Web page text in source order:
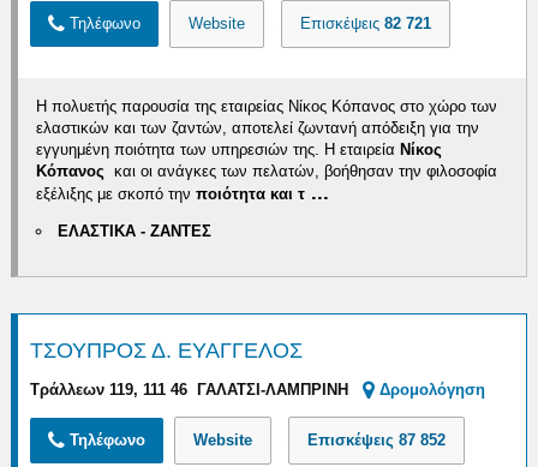
Τηλέφωνο Website Επισκέψεις82 721
Η πολυετής παρουσία της εταιρείας Νίκος Κόπανος στο χώρο των
ελαστικών και των ζαντών, αποτελεί ζωντανή απόδειξη για την
εγγυημένη ποιότητα των υπηρεσιών της. Η εταιρεία Νίκος
Κόπανος και οι ανάγκες των πελατών, βοήθησαν την φιλοσοφία
εξέλιξης με σκοπό τηνποιότητα και τ ...
ΕΛΑΣΤΙΚΑ - ΖΑΝΤΕΣ
ΤΣΟΥΠΡΟΣ Δ. ΕΥΑΓΓΕΛΟΣ
Τράλλεων 119, 111 46 ΓΑΛΑΤΣΙ-ΛΑΜΠΡΙΝΗ Δρομολόγηση
Τηλέφωνο Website Επισκέψεις87 852